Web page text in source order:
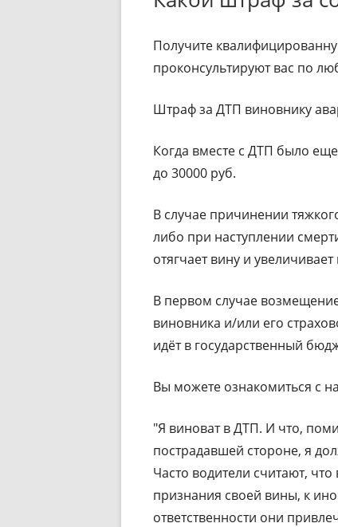
Получите
проконсультируют вас по
Штраф за ДТП виновнику
Когда вместе с ДТП было
до 30000 руб.
В случае причинении
либо при наступлении
отягчает вину и
В первом случае
виновника и/или его
идёт в государственный
Вы можете ознакомиться с
"Я виноват в ДТП. И что,
пострадавшей стороне, я
Часто водители считают,
признания своей вины, к
ответственности они